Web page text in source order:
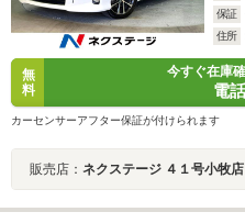
保証
住所
無
料
今すぐ在庫
電
カーセンサーアフター保証が付けられます
販売店： ネクステージ ４１号小牧店